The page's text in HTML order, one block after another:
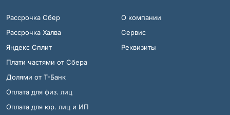
Рассрочка Сбер
Рассрочка Халва
Яндекс Сплит
Плати частями от Сбера
Долями от Т-Банк
Оплата для физ. лиц
Оплата для юр. лиц и ИП
О компании
Сервис
Реквизиты